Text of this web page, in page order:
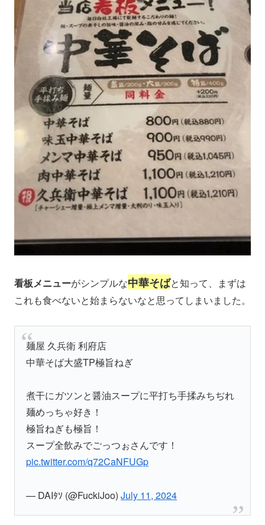
看板メニューがシンプルな中華そばと知って、まずは
これも食べないと始まらないなと思ってしまいました。
麺屋 久兵衛 利府店
中華そば大盛TP極旨ねぎ
煮干にガツンと醤油スープに平打ち手揉みちぢれ
麺めっちゃ好き！
極旨ねぎも極旨！
スープ全飲みでごっつぉさんです！
pic.twitter.com/q72CaNFUGp
— DAIﾀｿ (@FuckiJoo)July 11, 2024